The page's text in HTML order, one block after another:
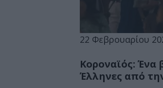
22 Φεβρουαρίου
Κοροναϊός: Ένα
Έλληνες από